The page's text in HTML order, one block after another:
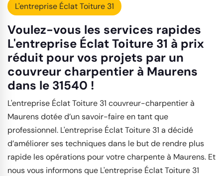
L'entreprise Éclat Toiture 31
Voulez-vous les services rapides
L'entreprise Éclat Toiture 31 à prix
réduit pour vos projets par un
couvreur charpentier à Maurens
dans le 31540 !
L'entreprise Éclat Toiture 31 couvreur-charpentier à
Maurens dotée d’un savoir-faire en tant que
professionnel. L'entreprise Éclat Toiture 31 a décidé
d’améliorer ses techniques dans le but de rendre plus
rapide les opérations pour votre charpente à Maurens. Et
nous vous informons que L'entreprise Éclat Toiture 31